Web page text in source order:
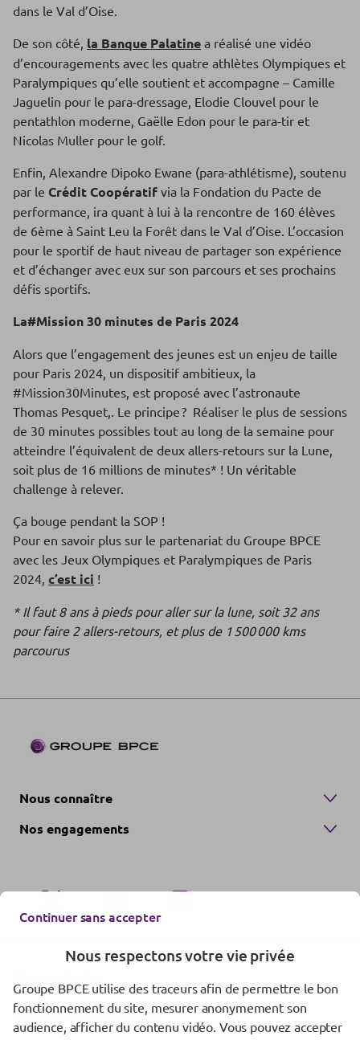
dans le Val d’Oise.
De son côté, la Banque Palatine a réalisé une vidéo
d’encouragements avec les quatre athlètes Olympiques et
Paralympiques qu’elle soutient et accompagne – Camille
Jaguelin pour le para-dressage, Elodie Clouvel pour le
pentathlon moderne, Gaëlle Edon pour le para-tir et
Nicolas Muller pour le golf.
Enfin, Alexandre Dipoko Ewane (para-athlétisme), soutenu
par le Crédit Coopératif via la Fondation du Pacte de
performance, ira quant à lui à la rencontre de 160 élèves
de 6ème à Saint Leu la Forêt dans le Val d’Oise. L’occasion
pour le sportif de haut niveau de partager son expérience
et d’échanger avec eux sur son parcours et ses prochains
défis sportifs.
La#Mission 30 minutes de Paris 2024
Alors que l’engagement des jeunes est un enjeu de taille
pour Paris 2024, un dispositif ambitieux, la
#Mission30Minutes, est proposé avec l’astronaute
Thomas Pesquet,. Le principe ? Réaliser le plus de sessions
de 30 minutes possibles tout au long de la semaine pour
atteindre l’équivalent de deux allers-retours sur la Lune,
soit plus de 16 millions de minutes* ! Un véritable
challenge à relever.
Ça bouge pendant la SOP !
Pour en savoir plus sur le partenariat du Groupe BPCE
avec les Jeux Olympiques et Paralympiques de Paris
2024, c’est ici !
* Il faut 8 ans à pieds pour aller sur la lune, soit 32 ans
pour faire 2 allers-retours, et plus de 1 500 000 kms
parcourus
Nous connaître
Nos engagements
Mentions réglementaires
Continuer sans accepter
Nous respectons votre vie privée
Groupe BPCE utilise des traceurs afin de permettre le bon
fonctionnement du site, mesurer anonymement son
audience, afficher du contenu vidéo. Vous pouvez accepter